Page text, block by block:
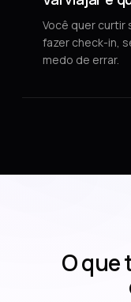
Você quer curtir
fazer check-in,
medo de errar.
O que